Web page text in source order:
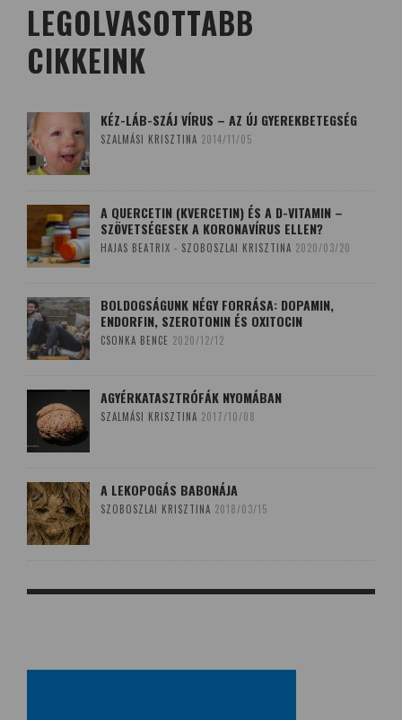
LEGOLVASOTTABB
CIKKEINK
KÉZ-LÁB-SZÁJ VÍRUS – AZ ÚJ GYEREKBETEGSÉG
SZALMÁSI KRISZTINA 2014/11/05
A QUERCETIN (KVERCETIN) ÉS A D-VITAMIN –
SZÖVETSÉGESEK A KORONAVÍRUS ELLEN?
HAJAS BEATRIX - SZOBOSZLAI KRISZTINA 2020/03/20
BOLDOGSÁGUNK NÉGY FORRÁSA: DOPAMIN,
ENDORFIN, SZEROTONIN ÉS OXITOCIN
CSONKA BENCE 2020/12/12
AGYÉRKATASZTRÓFÁK NYOMÁBAN
SZALMÁSI KRISZTINA 2017/10/08
A LEKOPOGÁS BABONÁJA
SZOBOSZLAI KRISZTINA 2018/03/15